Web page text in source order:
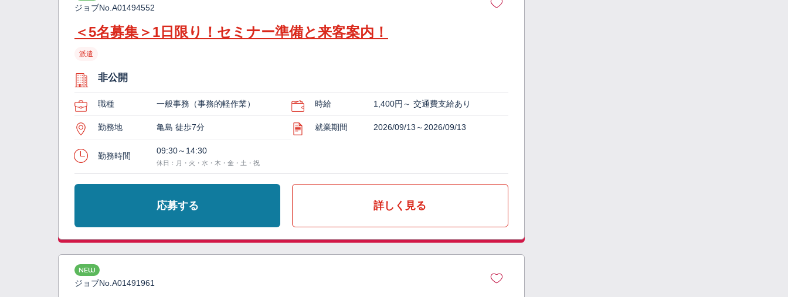
ジョブNo. A01494552
＜5名募集＞1日限り！セミナー準備と来客案内！
派遣
非公開
職種 一般事務（事務的軽作業） 時給 1,400円～ 交通費支給あり
勤務地 亀島 徒歩7分 就業期間 2026/09/13～2026/09/13
勤務時間
09:30～14:30
休日：月・火・水・木・金・土・祝
応募する 詳しく見る
NEW
ジョブNo. A01491961